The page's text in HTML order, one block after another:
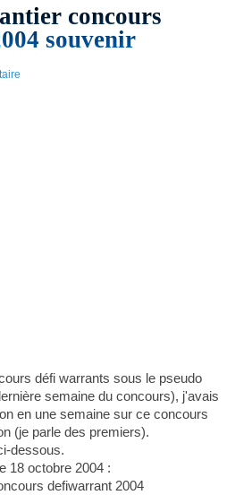
concours
souvenir
défi warrants sous le pseudo
semaine du concours), j'avais
en une semaine sur ce concours
(je parle des premiers).
dessous.
18 octobre 2004 :